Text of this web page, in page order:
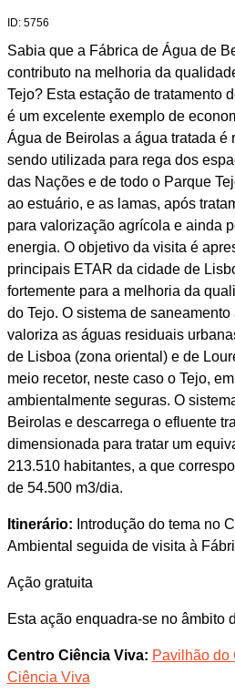
ID: 5756
Sabia que a Fábrica de Água de
contributo na melhoria da
Tejo? Esta estação de tratamento
é um excelente exemplo de
Água de Beirolas a água tratada é
sendo utilizada para rega dos
das Nações e de todo o Parque
ao estuário, e as lamas, após
para valorização agrícola e ainda
energia. O objetivo da visita é
principais ETAR da cidade de
fortemente para a melhoria da
do Tejo. O sistema de
valoriza as águas residuais
de Lisboa (zona oriental) e de
meio recetor, neste caso o Tejo,
ambientalmente seguras. O
Beirolas e descarrega o efluente
dimensionada para tratar um
213.510 habitantes, a que
de 54.500 m3/dia.
Itinerário: Introdução do tema no
Ambiental seguida de visita à
Ação gratuita
Esta ação enquadra-se no âmbito
Centro Ciência Viva: Pavilhão do
Ciência Viva